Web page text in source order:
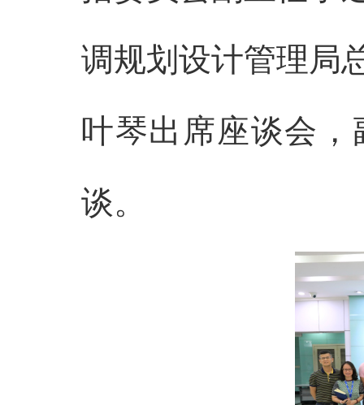
调规划设计管理局
叶琴出席座谈会
谈。